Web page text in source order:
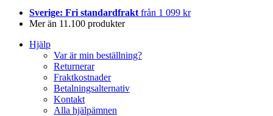
Sverige: Fri standardfrakt från 1 099 kr
Mer än 11.100 produkter
Hjälp
Var är min beställning?
Returnerar
Fraktkostnader
Betalningsalternativ
Kontakt
Alla hjälpämnen